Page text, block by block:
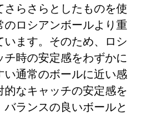
らさらとしたものを使
ロシアンボールより重
ます。そのため、ロシ
時の安定感をわずかに
通常のボールに近い感
なキャッチの安定感を
ランスの良いボールと